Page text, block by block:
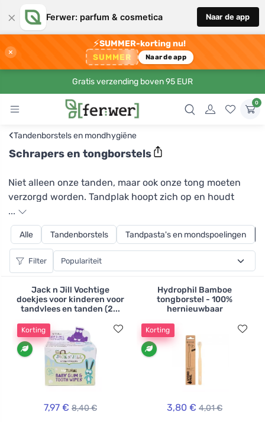
× Ferwer: parfum & cosmetica Naar de app
×
⚡SUMMER-korting nu!
SUMMER Naar de app
Gratis verzending boven 95 EUR
0
‹Tandenborstels en mondhygiëne
Schrapers en tongborstels
Niet alleen onze tanden, maar ook onze tong moeten
verzorgd worden. Tandplak hoopt zich op en houdt
bacteriën en microben vast die gaatjes en een slechte
adem kunnen veroorzaken. En voor eenvoudige,
dagelijkse tongverzorging hebben de oprichters van
Hydrophil deze bamboe tongborstel gemaakt, die
gemaakt is van 100% hernieuwbare bamboe met
...
Alle Tandenborstels Tandpasta's en mondspoelingen
Filter
Jack n Jill Vochtige
doekjes voor kinderen voor
tandvlees en tanden (2...
Korting
7,97 € 8,40 €
Hydrophil Bamboe
tongborstel - 100%
hernieuwbaar
Korting
3,80 € 4,01 €